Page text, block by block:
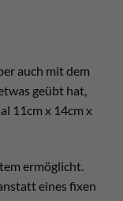
auch mit dem
geübt hat,
11cm x 14cm x
ermöglicht.
eines fixen